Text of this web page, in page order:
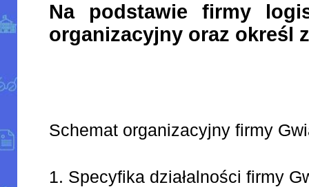
Na podstawie firmy
organizacyjny oraz określ
Schemat organizacyjny firmy
1. Specyfika działalności firmy